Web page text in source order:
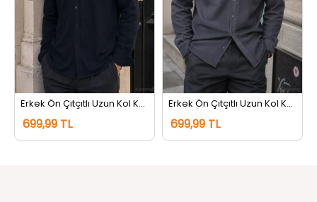
Erkek Ön Çıtçıtlı Uzun Kol Kendinden Desenli Gömlek Lacivert
699,99 TL
Erkek Ön Çıtçıtlı Uzun Kol Kendinden Desenli Gömlek Gri
699,99 TL